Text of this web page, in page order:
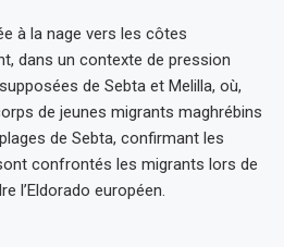
à la nage vers les côtes
dans un contexte de pression
de Sebta et Melilla, où,
de jeunes migrants maghrébins
de Sebta, confirmant les
confrontés les migrants lors de
l’Eldorado européen.